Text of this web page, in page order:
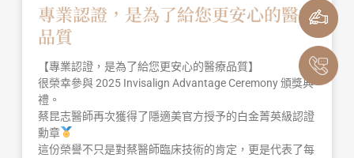
專業認證，是為了給您更安心的醫療
品質
【專業認證，是為了給您更安心的醫療品質】
很榮幸參與 2025 Invisalign Advantage Ceremony 頒獎典
禮。
蔡昆志醫師再次獲得了隱適美官方授予的白金菁英級認證
勳章
這份榮譽不只是對蔡醫師臨床技術的肯定，更是代表了每